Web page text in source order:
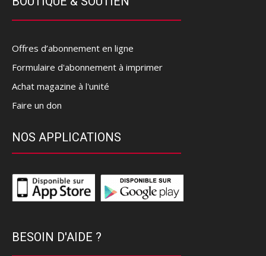
Offres d’abonnement en ligne
Formulaire d'abonnement à imprimer
Achat magazine à l'unité
Faire un don
NOS APPLICATIONS
BESOIN D'AIDE ?